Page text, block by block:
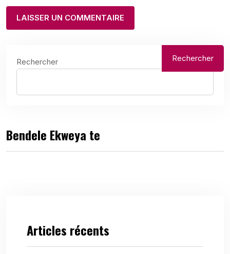
Rechercher Rechercher
Bendele Ekweya te
Articles récents